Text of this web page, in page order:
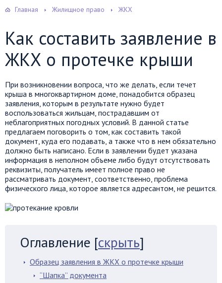
Главная Жилищное право ЖКХ
Как составить заявление в
ЖКХ о протечке крыши
При возникновении вопроса, что же делать, если течет
крыша в многоквартирном доме, понадобится образец
заявления, которым в результате нужно будет
воспользоваться жильцам, пострадавшим от
неблагоприятных погодных условий. В данной статье
предлагаем поговорить о том, как составить такой
документ, куда его подавать, а также что в нем обязательно
должно быть написано. Если в заявлении будет указана
информация в неполном объеме либо будут отсутствовать
реквизиты, получатель имеет полное право не
рассматривать документ, соответственно, проблема
физического лица, которое является адресантом, не решится.
Оглавление [скрыть]
Образец заявления в ЖКХ о протечке крыши
“Шапка” документа